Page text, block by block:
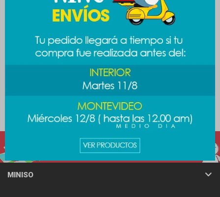
Cartuchera plush
$ 489
MINISO